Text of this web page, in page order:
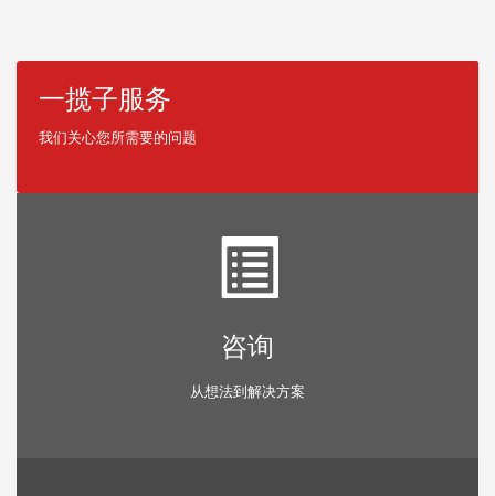
一揽子服务
我们关心您所需要的问题
咨询
从想法到解决方案